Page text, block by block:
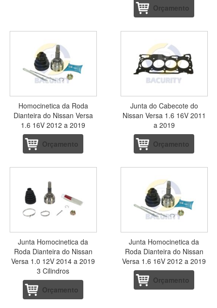
Orçamento
Homocinetica da Roda
Dianteira do Nissan Versa
1.6 16V 2012 a 2019
Orçamento
Junta do Cabecote do
Nissan Versa 1.6 16V 2011
a 2019
Orçamento
Junta Homocinetica da
Roda Dianteira do Nissan
Versa 1.0 12V 2014 a 2019
3 Cilindros
Orçamento
Junta Homocinetica da
Roda Dianteira do Nissan
Versa 1.6 16V 2012 a 2019
Orçamento